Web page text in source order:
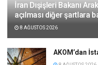
İran Dışişleri Bakanı
açılması diğer şartlara
8 AĞUSTOS 2026
AKOM’dan